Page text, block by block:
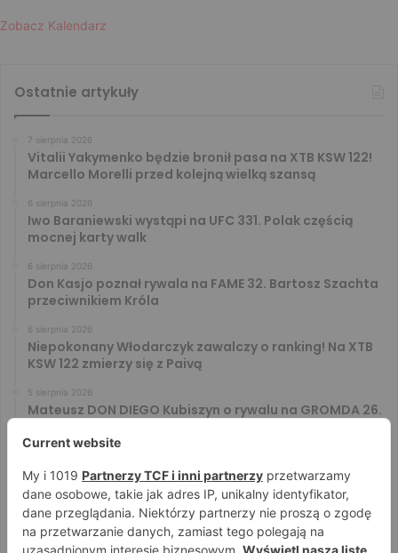
Zobacz Kalendarz
Ostatnie artykuły
7 sierpnia 2026
Vitalii Yakymenko będzie bronił pasa na XTB KSW 122!
Marcello Morelli przed kolejną wielką szansą
6 sierpnia 2026
Iwo Baraniewski wystąpi na UFC 331. Polak częścią
mocnej karty walk
6 sierpnia 2026
Don Kasjo poznał rywala na FAME 32. Bartosz Szachta
przeciwnikiem Króla
6 sierpnia 2026
Niepokonany Włodarczyk zawalczy o ranking! Na XTB
KSW 122 zmierzy się z Paivą
5 sierpnia 2026
Mateusz DON DIEGO Kubiszyn o rywalu na GROMDA 26.
Islam Makhachev zaończy karierę po UFC 330? Mistrz
rozwiał wszelkie wątpliwości
4 sierpnia 2026
Tańcula nie gryzł się w język. Wymowna sugestia o